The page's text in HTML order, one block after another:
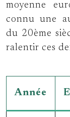
moyenne
connu une
du 20ème
ralentir ces
Année